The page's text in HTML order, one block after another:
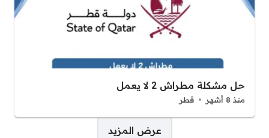
حل مشكلة مطراش 2 لا يعمل
منذ 8 أشهر قطر
عرض المزيد